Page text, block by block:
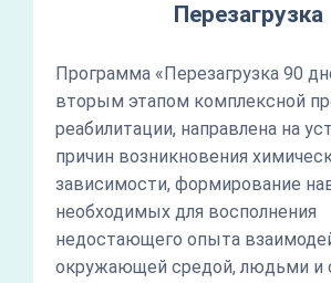
Перезагрузка
Программа «Перезагрузка 90
вторым этапом комплексной
реабилитации, направлена на
причин возникновения
зависимости, формирование
необходимых для восполнения
недостающего опыта
окружающей средой, людьми и